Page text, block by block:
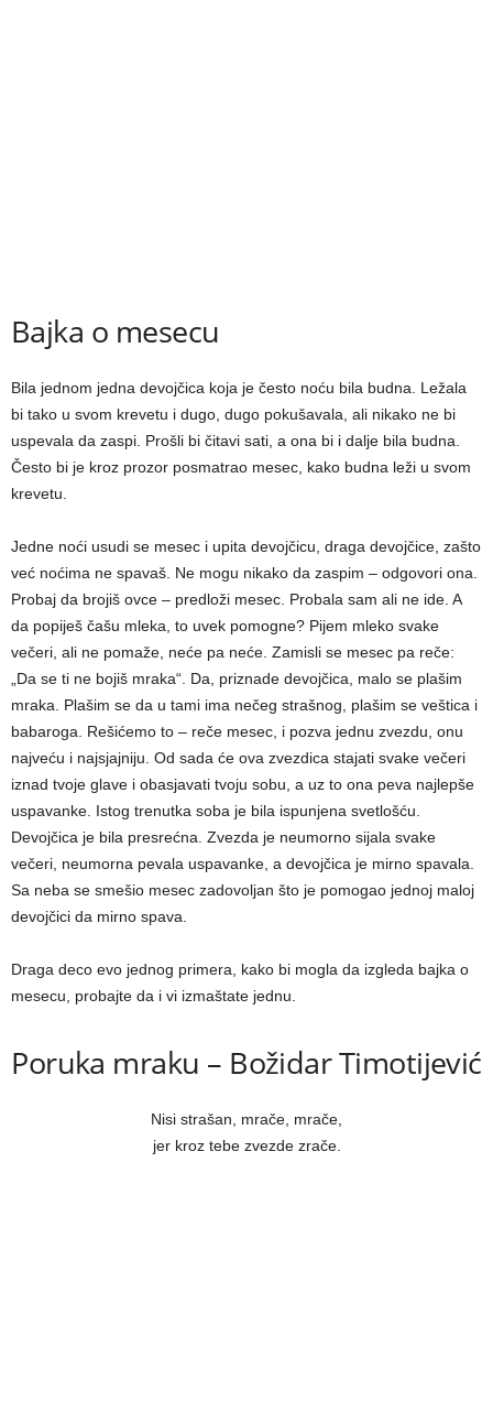
Bajka o mesecu
Bila jednom jedna devojčica koja je često noću bila budna. Ležala
bi tako u svom krevetu i dugo, dugo pokušavala, ali nikako ne bi
uspevala da zaspi. Prošli bi čitavi sati, a ona bi i dalje bila budna.
Često bi je kroz prozor posmatrao mesec, kako budna leži u svom
krevetu.
Jedne noći usudi se mesec i upita devojčicu, draga devojčice, zašto
već noćima ne spavaš. Ne mogu nikako da zaspim – odgovori ona.
Probaj da brojiš ovce – predloži mesec. Probala sam ali ne ide. A
da popiješ čašu mleka, to uvek pomogne? Pijem mleko svake
večeri, ali ne pomaže, neće pa neće. Zamisli se mesec pa reče:
„Da se ti ne bojiš mraka“. Da, priznade devojčica, malo se plašim
mraka. Plašim se da u tami ima nečeg strašnog, plašim se veštica i
babaroga. Rešićemo to – reče mesec, i pozva jednu zvezdu, onu
najveću i najsjajniju. Od sada će ova zvezdica stajati svake večeri
iznad tvoje glave i obasjavati tvoju sobu, a uz to ona peva najlepše
uspavanke. Istog trenutka soba je bila ispunjena svetlošću.
Devojčica je bila presrećna. Zvezda je neumorno sijala svake
večeri, neumorna pevala uspavanke, a devojčica je mirno spavala.
Sa neba se smešio mesec zadovoljan što je pomogao jednoj maloj
devojčici da mirno spava.
Draga deco evo jednog primera, kako bi mogla da izgleda bajka o
mesecu, probajte da i vi izmaštate jednu.
Poruka mraku – Božidar Timotijević
Nisi strašan, mrače, mrače,
jer kroz tebe zvezde zrače.